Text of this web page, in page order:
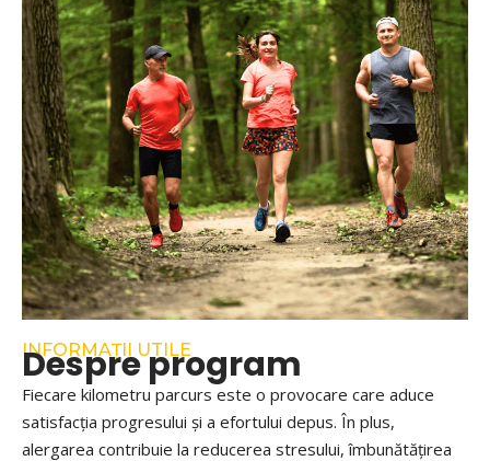
INFORMAȚII UTILE
Despre program
Fiecare kilometru parcurs este o provocare care aduce
satisfacția progresului și a efortului depus. În plus,
alergarea contribuie la reducerea stresului, îmbunătățirea